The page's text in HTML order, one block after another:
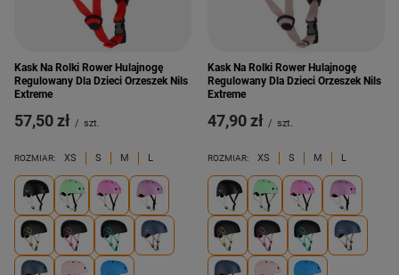
Kask Na Rolki Rower Hulajnogę
Regulowany Dla Dzieci Orzeszek Nils
Extreme
57,50 zł / szt.
ROZMIAR: XS S M L
Kask Na Rolki Rower Hulajnogę
Regulowany Dla Dzieci Orzeszek Nils
Extreme
47,90 zł / szt.
ROZMIAR: XS S M L